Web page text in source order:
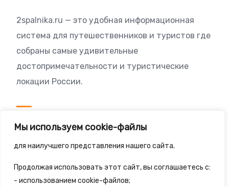
Мы используем cookie-файлы
для наилучшего представления нашего сайта.
Продолжая использовать этот сайт, вы соглашаетесь с:
- использованием cookie-файлов;
2spalnika.ru — это удобная информационная
система для путешественников и туристов где
собраны самые удивительные
достопримечательности и туристические
локации России.